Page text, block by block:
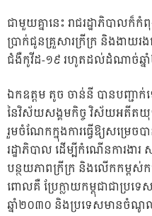
ជាមួយគ្នានេះ រាជរដ្ឋាភិបាលក៏
ប្រាក់ជូនគ្រួសារក្រីក្រ និងងាយ
ជំងឺកូវីដ-១៩ រហូតដល់ដំណាច់ឆ្ន
ឯកឧត្តម តូច ចាន់នី បានបញ្ជា
នៃវិស័យសង្គមកិច្ច វិស័យអតីត
រួមចំណែកក្នុងការធ្វើឱ្យសម្រេ
រដ្ឋាភិបាល ដើម្បីកំណើនការង
បន្ថយភាពក្រីក្រ និងលើកកម្ពស់
ពោលគឺ ប្រែក្លាយកម្ពុជាជាប្រ
ឆ្នាំ២០៣០ និងប្រទេសមានចំណូ